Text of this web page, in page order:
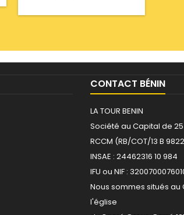
CONTACT BÉNIN
LA TOUR BENIN
Société au Capital de 25
RCCM (RB/COT/13 B
INSAE : 24462316 10 984
IFU ou NIF :
Nous sommes situés au
l'église